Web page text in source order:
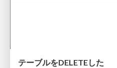
テーブルをDELETEした